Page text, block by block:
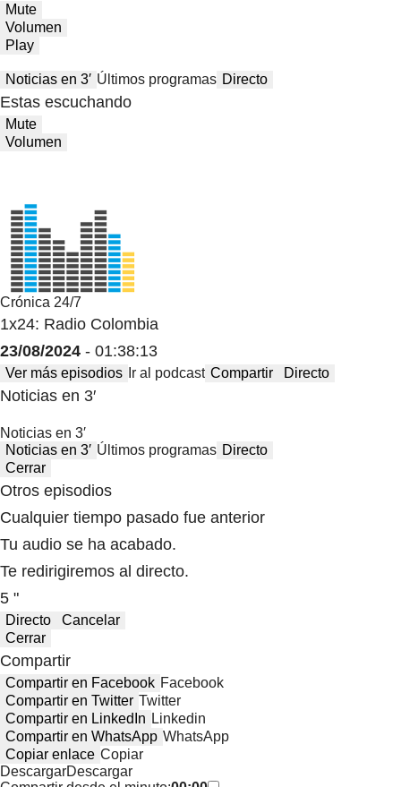
Mute
Volumen
Play
Noticias en 3′ Últimos programas Directo
Estas escuchando
Mute
Volumen
Crónica 24/7
1x24: Radio Colombia
23/08/2024 - 01:38:13
Ver más episodios Ir al podcast Compartir Directo
Noticias en 3′
Noticias en 3′
Noticias en 3′ Últimos programas Directo
Cerrar
Otros episodios
Cualquier tiempo pasado fue anterior
Tu audio se ha acabado.
Te redirigiremos al directo.
5 "
Directo
Cancelar
Cerrar
Compartir
Compartir en Facebook Facebook
Compartir en Twitter Twitter
Compartir en LinkedIn Linkedin
Compartir en WhatsApp WhatsApp
Copiar enlace Copiar
DescargarDescargar